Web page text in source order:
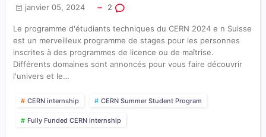
janvier 05, 2024 2
Le programme d'étudiants techniques du CERN 2024 e n Suisse
est un merveilleux programme de stages pour les personnes
inscrites à des programmes de licence ou de maîtrise.
Différents domaines sont annoncés pour vous faire découvrir
l'univers et le…
CERN internship CERN Summer Student Program
Fully Funded CERN internship